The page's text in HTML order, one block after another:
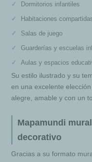
Dormitorios infantiles
Habitaciones
Salas de juego
Guarderías y escuelas
Aulas y espacios
Su estilo ilustrado y su
en una excelente
alegre, amable y con un
Mapamundi
decorativo
Gracias a su formato